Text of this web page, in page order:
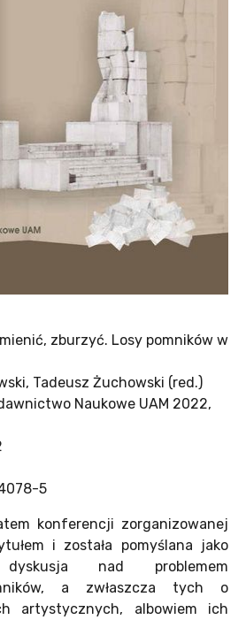
zburzyć. Losy pomników w
Tadeusz Żuchowski (red.)
Naukowe UAM 2022,
5
konferencji zorganizowanej
i została pomyślana jako
dyskusja nad problemem
a zwłaszcza tych o
artystycznych, albowiem ich